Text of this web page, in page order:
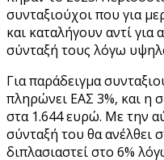
συνταξιούχοι που για
και καταλήγουν αντί
σύνταξή τους λόγω
Για παράδειγμα
πληρώνει ΕΑΣ 3%, και η
στα 1.644 ευρώ. Με την
σύνταξή του θα ανέλθει
διπλασιαστεί στο 6%